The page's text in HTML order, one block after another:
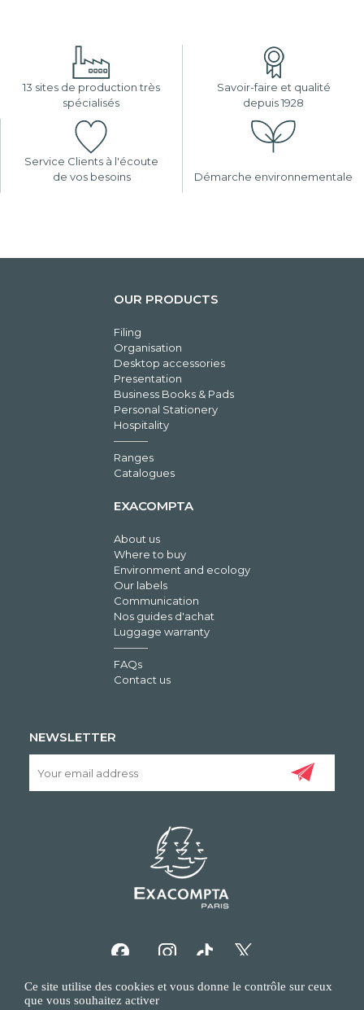
13 sites de production très
spécialisés
Savoir-faire et qualité
depuis 1928
Service Clients à l'écoute
de vos besoins
Démarche environnementale
OUR PRODUCTS
Filing
Organisation
Desktop accessories
Presentation
Business Books & Pads
Personal Stationery
Hospitality
Ranges
Catalogues
EXACOMPTA
About us
Where to buy
Environment and ecology
Our labels
Communication
Nos guides d'achat
Luggage warranty
FAQs
Contact us
NEWSLETTER
Ce site utilise des cookies et vous donne le contrôle sur ceux
que vous souhaitez activer